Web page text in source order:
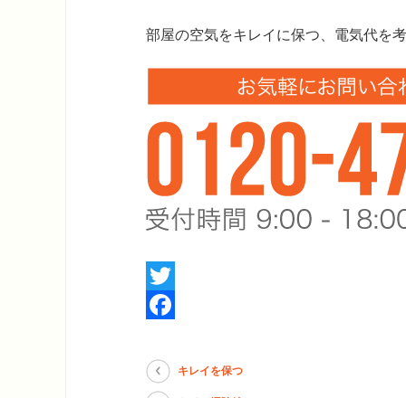
部屋の空気をキレイに保つ、電気代を
Twitter
キレイを保つ